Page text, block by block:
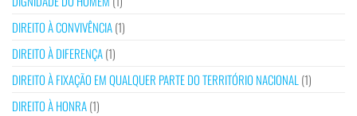
DIREITO À CONVIVÊNCIA(1)
DIREITO À DIFERENÇA(1)
DIREITO À FIXAÇÃO EM QUALQUER PARTE DO TERRITÓRIO NACIONAL (1)
DIREITO À HONRA(1)